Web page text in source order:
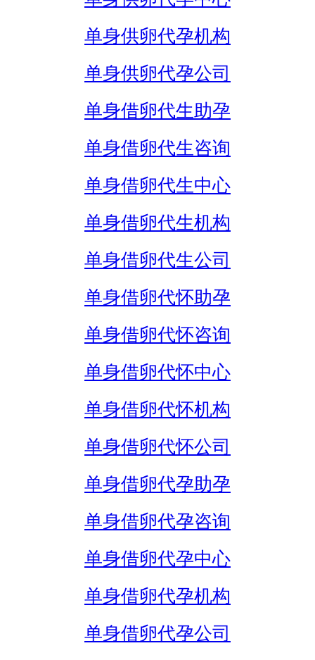
单身供卵代孕机构
单身供卵代孕公司
单身借卵代生助孕
单身借卵代生咨询
单身借卵代生中心
单身借卵代生机构
单身借卵代生公司
单身借卵代怀助孕
单身借卵代怀咨询
单身借卵代怀中心
单身借卵代怀机构
单身借卵代怀公司
单身借卵代孕助孕
单身借卵代孕咨询
单身借卵代孕中心
单身借卵代孕机构
单身借卵代孕公司